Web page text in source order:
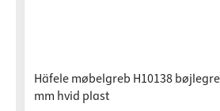
Häfele møbelgreb H10138
mm hvid plast